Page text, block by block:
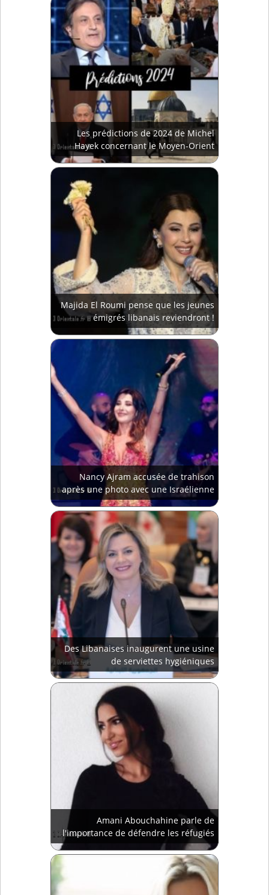
Les prédictions de 2024 de Michel
Hayek concernant le Moyen-Orient
Majida El Roumi pense que les jeunes
émigrés libanais reviendront !
Nancy Ajram accusée de trahison
après une photo avec une Israélienne
Des Libanaises inaugurent une usine
de serviettes hygiéniques
Amani Abouchahine parle de
l'importance de défendre les réfugiés